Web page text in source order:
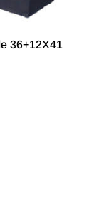
36+12X41